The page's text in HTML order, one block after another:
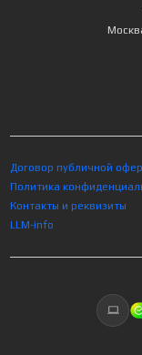
Договор публичной
Политика
Контакты и реквизиты
LLM-info